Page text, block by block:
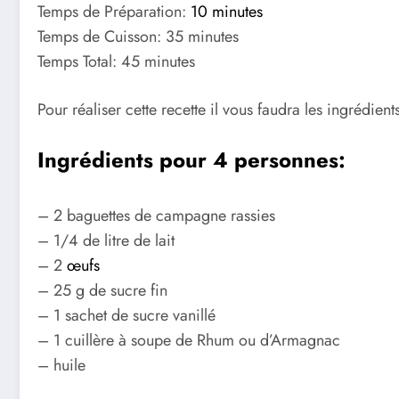
Temps de Préparation: 10 minutes
Temps de Cuisson: 35 minutes
Temps Total: 45 minutes
Pour réaliser cette recette il vous faudra les
Ingrédients pour 4 personnes:
– 2 baguettes de campagne rassies
– 1/4 de litre de lait
– 2œufs
– 25 g de sucre fin
– 1 sachet de sucre vanillé
– 1 cuillère à soupe de Rhum ou d’Armagnac
– huile